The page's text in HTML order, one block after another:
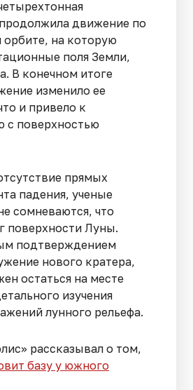
движение по
орбите, на которую
поля Земли,
В конечном итоге
изменило ее
и привело к
с поверхностью
прямых
падения, ученые
сомневаются, что
поверхности Луны.
подтверждением
нового кратера,
остаться на месте
изучения
лунного рельефа.
рассказывал о том,
базу у южного